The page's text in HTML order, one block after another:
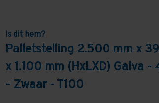
Is dit hem?
Palletstelling 2.500 mm x
x 1.100 mm (HxLXD) Galva -
- Zwaar - T100